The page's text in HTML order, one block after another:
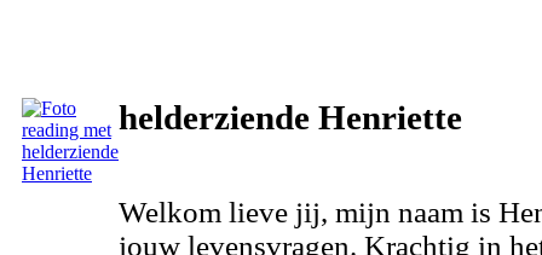
helderziende Henriette
Welkom lieve jij, mijn naam is
jouw levensvragen. Krachtig in